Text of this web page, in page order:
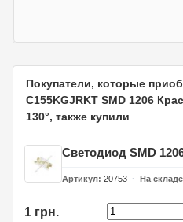
Покупатели, которые
C155KGJRKT SMD 1206
130°, также купили
Светодиод SMD
Артикул 20753 На складе
1 грн.